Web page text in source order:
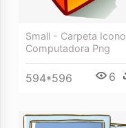
Small - Carpeta Icono
Computadora Png
594*596 6